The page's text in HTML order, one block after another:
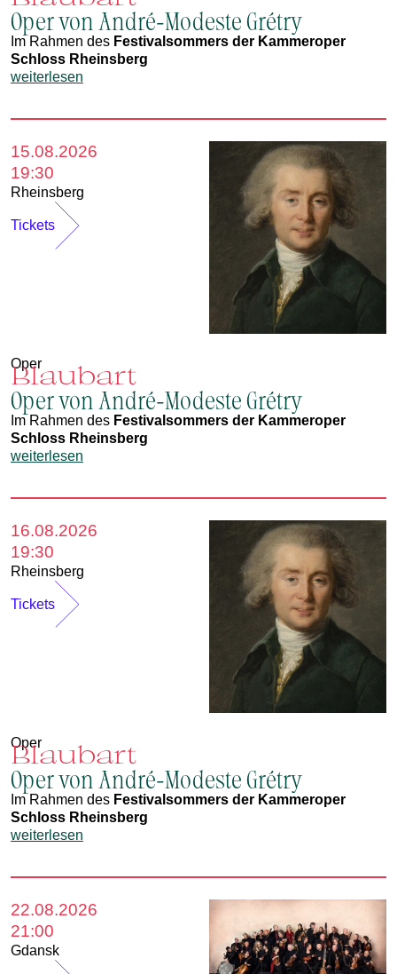
Oper von André-Modeste Grétry
Im Rahmen des Festivalsommers der Kammeroper
Schloss Rheinsberg
weiterlesen
15.08.2026
19:30
Rheinsberg
Tickets
Oper
Blaubart
Oper von André-Modeste Grétry
Im Rahmen des Festivalsommers der Kammeroper
Schloss Rheinsberg
weiterlesen
16.08.2026
19:30
Rheinsberg
Tickets
Oper
Blaubart
Oper von André-Modeste Grétry
Im Rahmen des Festivalsommers der Kammeroper
Schloss Rheinsberg
weiterlesen
22.08.2026
21:00
Gdansk